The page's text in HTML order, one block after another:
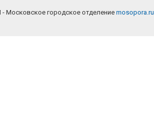
Московское городское отделение mosopora.ru